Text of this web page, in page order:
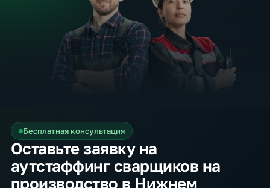
Бесплатная консультация
Оставьте заявку на
аутстаффинг сварщиков на
производство в Нижнем